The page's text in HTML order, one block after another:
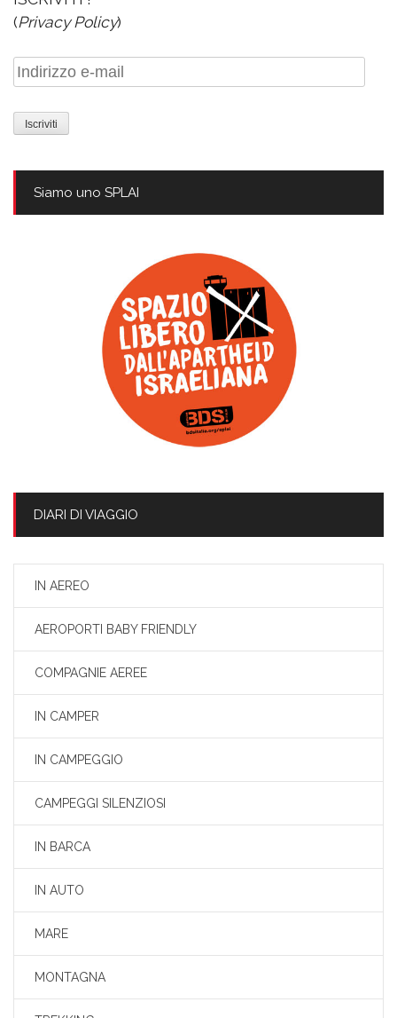
(Privacy Policy)
Indirizzo
e-
mail
Siamo uno SPLAI
DIARI DI VIAGGIO
IN AEREO
AEROPORTI BABY FRIENDLY
COMPAGNIE AEREE
IN CAMPER
IN CAMPEGGIO
CAMPEGGI SILENZIOSI
IN BARCA
IN AUTO
MARE
MONTAGNA